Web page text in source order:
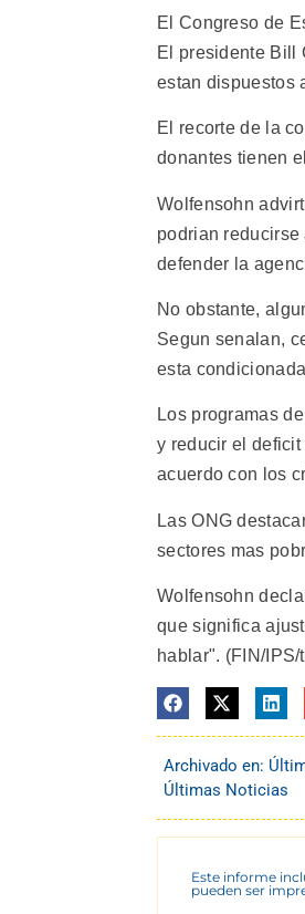
El Congreso de
El presidente Bill
estan dispuestos
El recorte de la
donantes tienen
Wolfensohn
podrian
defender la
No obstante,
Segun senalan,
esta
Los programas
y reducir el
acuerdo con los
Las ONG
sectores mas
Wolfensohn
que significa
hablar". (FIN/
Archivado en:
Últimas Noticias
Este informe
pueden ser